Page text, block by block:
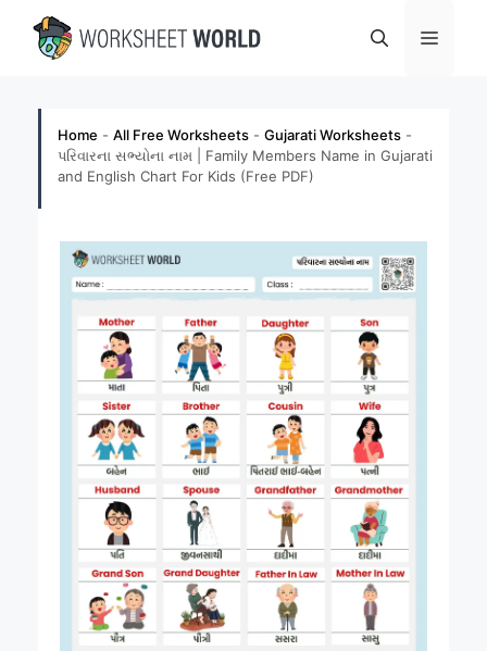
content
Menu
Home - All Free Worksheets - Gujarati Worksheets -
પરિવારના સભ્યોના નામ | Family Members Name in Gujarati
and English Chart For Kids (Free PDF)